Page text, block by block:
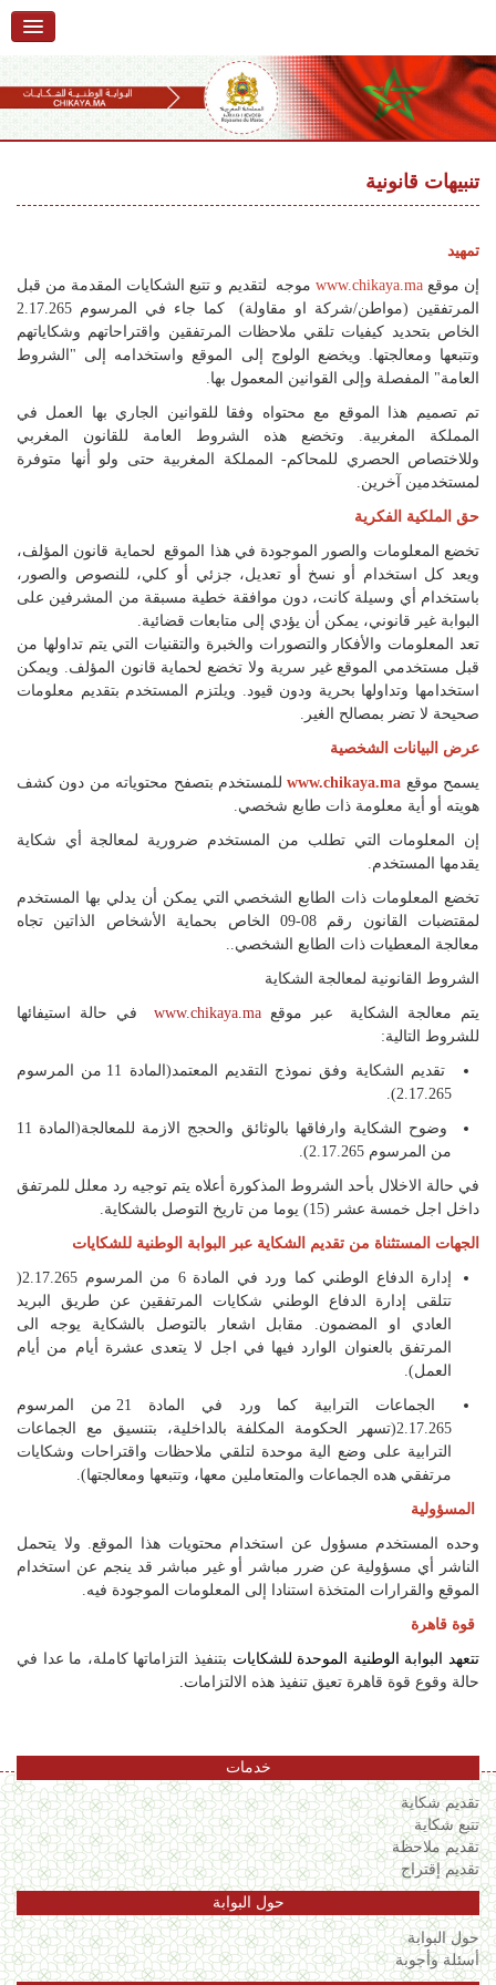
الرئيسية
حول البوابة
تقديم شكاية
تقديم ملاحظة
تقديم إقتراح
أسئلة وأجوبة
إحصائيات
أرقام الشكايات
Français
العربية
navigation
content
تنبيهات قانونية
تمهيد
إن موقعwww.chikaya.ma موجه لتقديم و تتبع الشكايات المقدمة من قبل
المرتفقين (مواطن/شركة او مقاولة) كما جاء في المرسوم 2.17.265
الخاص بتحديد كيفيات تلقي ملاحظات المرتفقين واقتراحاتهم وشكاياتهم
وتتبعها ومعالجتها. ويخضع الولوج إلى الموقع واستخدامه إلى "الشروط
العامة" المفصلة وإلى القوانين المعمول بها.
تم تصميم هذا الموقع مع محتواه وفقا للقوانين الجاري بها العمل في
المملكة المغربية. وتخضع هذه الشروط العامة للقانون المغربي
وللاختصاص الحصري للمحاكم- المملكة المغربية حتى ولو أنها متوفرة
لمستخدمين آخرين.
حق الملكية الفكرية
تخضع المعلومات والصور الموجودة في هذا الموقع لحماية قانون المؤلف،
ويعد كل استخدام أو نسخ أو تعديل، جزئي أو كلي، للنصوص والصور،
باستخدام أي وسيلة كانت، دون موافقة خطية مسبقة من المشرفين على
البوابة غير قانوني، يمكن أن يؤدي إلى متابعات قضائية.
تعد المعلومات والأفكار والتصورات والخبرة والتقنيات التي يتم تداولها من
قبل مستخدمي الموقع غير سرية ولا تخضع لحماية قانون المؤلف. ويمكن
استخدامها وتداولها بحرية ودون قيود. ويلتزم المستخدم بتقديم معلومات
صحيحة لا تضر بمصالح الغير.
عرض البيانات الشخصية
يسمح موقع www.chikaya.maللمستخدم بتصفح محتوياته من دون كشف
هويته أو أية معلومة ذات طابع شخصي.
إن المعلومات التي تطلب من المستخدم ضرورية لمعالجة أي شكاية
يقدمها المستخدم.
تخضع المعلومات ذات الطابع الشخصي التي يمكن أن يدلي بها المستخدم
لمقتضبات القانون رقم 08-09 الخاص بحماية الأشخاص الذاتين تجاه
معالجة المعطيات ذات الطابع الشخصي..
الشروط القانونية لمعالجة الشكاية
يتم معالجة الشكاية عبر موقع www.chikaya.maفي حالة استيفائها
للشروط التالية:
تقديم الشكاية وفق نموذج التقديم المعتمد(المادة 11 من المرسوم
2.17.265).
وضوح الشكاية وارفاقها بالوثائق والحجج الازمة للمعالجة(المادة 11
من المرسوم 2.17.265).
في حالة الاخلال بأحد الشروط المذكورة أعلاه يتم توجيه رد معلل للمرتفق
داخل اجل خمسة عشر (15) يوما من تاريخ التوصل بالشكاية.
الجهات المستثناة من تقديم الشكاية عبر البوابة الوطنية للشكايات
إدارة الدفاع الوطني كما ورد في المادة 6 من المرسوم 2.17.265(
تتلقى إدارة الدفاع الوطني شكايات المرتفقين عن طريق البريد
العادي او المضمون. مقابل اشعار بالتوصل بالشكاية يوجه الى
المرتفق بالعنوان الوارد فيها في اجل لا يتعدى عشرة أيام من أيام
العمل).
الجماعات الترابية كما ورد في المادة 21 من المرسوم
2.17.265(تسهر الحكومة المكلفة بالداخلية، بتنسيق مع الجماعات
الترابية على وضع الية موحدة لتلقي ملاحظات واقتراحات وشكايات
مرتفقي هده الجماعات والمتعاملين معها، وتتبعها ومعالجتها).
المسؤولية
وحده المستخدم مسؤول عن استخدام محتويات هذا الموقع. ولا يتحمل
الناشر أي مسؤولية عن ضرر مباشر أو غير مباشر قد ينجم عن استخدام
الموقع والقرارات المتخذة استنادا إلى المعلومات الموجودة فيه.
قوة قاهرة
تتعهد البوابة الوطنية الموحدة للشكايات بتنفيذ التزاماتها كاملة، ما عدا في
حالة وقوع قوة قاهرة تعيق تنفيذ هذه الالتزامات.
خدمات
تقديم شكاية
تتبع شكاية
تقديم ملاحظة
تقديم إقتراح
حول البوابة
حول البوابة
أسئلة وأجوبة